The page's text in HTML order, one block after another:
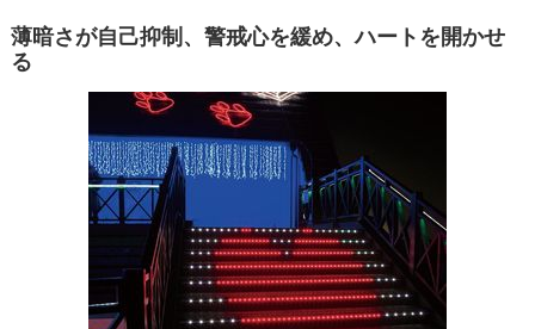
薄暗さが自己抑制、警戒心を緩め、ハートを開かせ
る